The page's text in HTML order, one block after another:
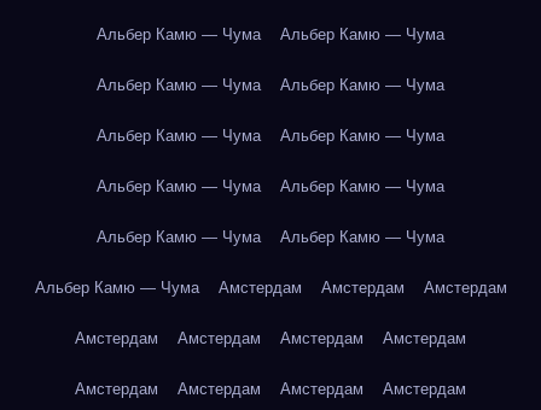
Альбер Камю — Чума Альбер Камю — Чума
Альбер Камю — Чума Альбер Камю — Чума
Альбер Камю — Чума Альбер Камю — Чума
Альбер Камю — Чума Альбер Камю — Чума
Альбер Камю — Чума Альбер Камю — Чума
Альбер Камю — Чума Амстердам Амстердам Амстердам
Амстердам Амстердам Амстердам Амстердам
Амстердам Амстердам Амстердам Амстердам